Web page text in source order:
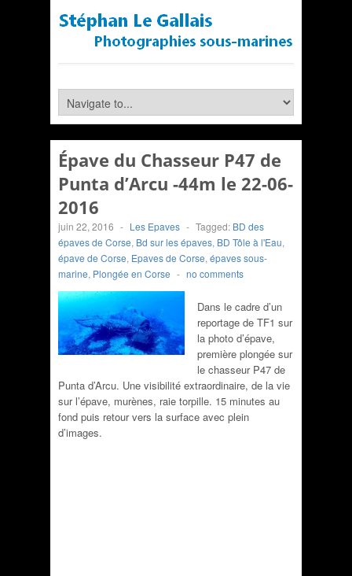
Épave du Chasseur P47 de
Punta d’Arcu -44m le 22-06-
2016
juin 22, 2016 - Les Epaves - Tagged: BD des
épaves de Corse, Bd sur les épaves, BD Tôle à l'Eau,
épave de Corse, Epaves de Corse, épaves sous-
marine, Plongée en Corse - no comments
Dans le cadre d’un
reportage de TF1 sur
la photo d’épave,
première plongée sur
le chasseur P47 de
Punta d’Arcu. Une visibilité extraordinaire, de la vie
sur l’épave, murènes, raie torpille. 15 minutes au
fond puis retour vers la surface avec plein
d’images.